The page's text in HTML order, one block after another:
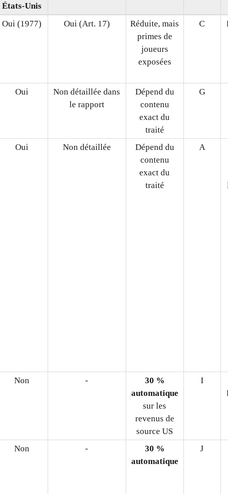
États-Unis
Oui (1977) Oui (Art. 17)
Réduite, mais
primes de
joueurs
exposées
C
Oui
Non détaillée dans
le rapport
Dépend du
contenu
exact du
traité
G
Oui Non détaillée
Dépend du
contenu
exact du
traité
A
Non -
30 %
automatique
sur les
revenus de
source US
I
Non -
30 %
automatique
J